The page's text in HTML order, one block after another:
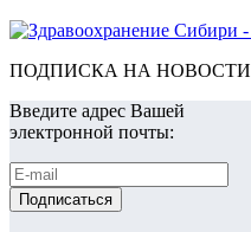
ПОДПИСКА НА НОВОСТИ
Введите адрес Вашей
электронной почты: